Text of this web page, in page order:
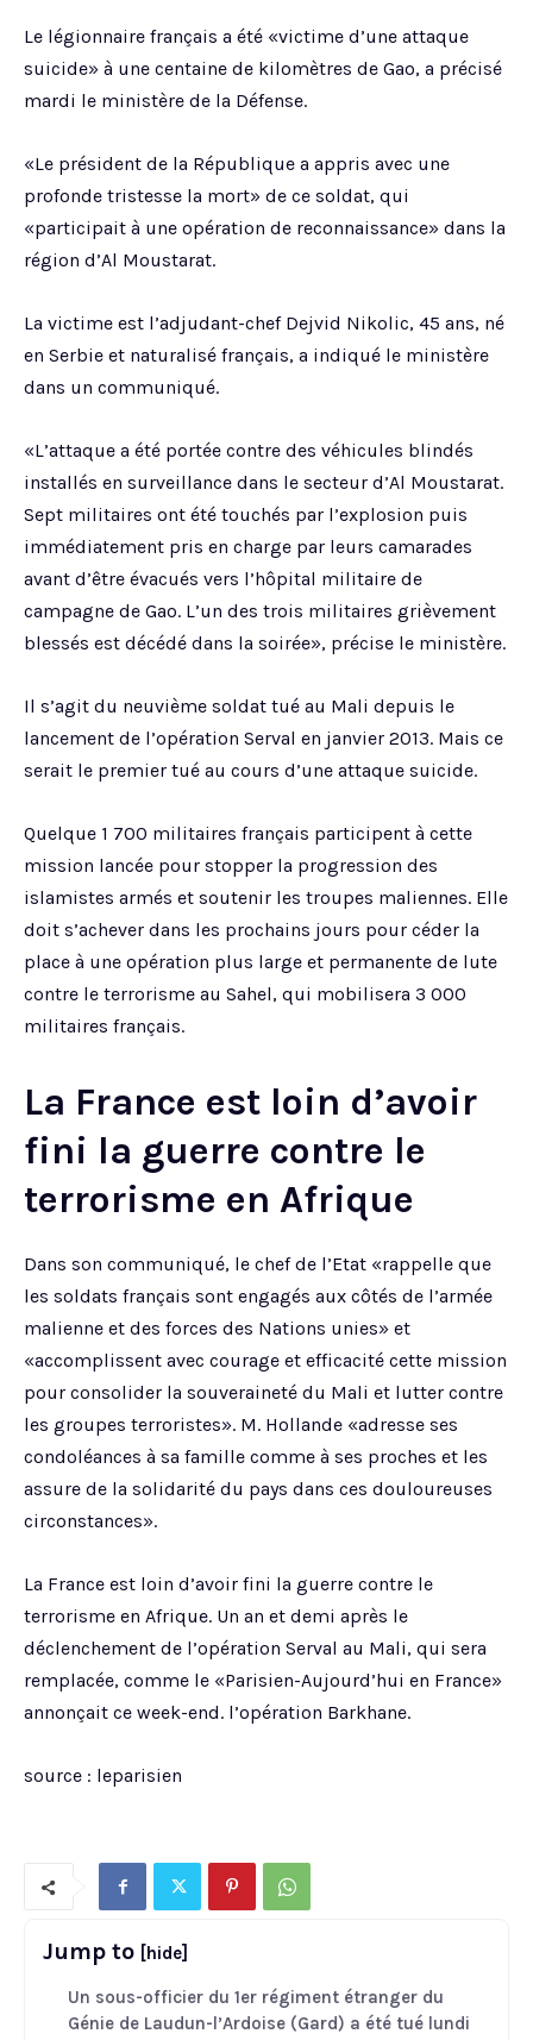
Le légionnaire français a été «victime d’une attaque
suicide» à une centaine de kilomètres de Gao, a précisé
mardi le ministère de la Défense.
«Le président de la République a appris avec une
profonde tristesse la mort» de ce soldat, qui
«participait à une opération de reconnaissance» dans la
région d’Al Moustarat.
La victime est l’adjudant-chef Dejvid Nikolic, 45 ans, né
en Serbie et naturalisé français, a indiqué le ministère
dans un communiqué.
«L’attaque a été portée contre des véhicules blindés
installés en surveillance dans le secteur d’Al Moustarat.
Sept militaires ont été touchés par l’explosion puis
immédiatement pris en charge par leurs camarades
avant d’être évacués vers l’hôpital militaire de
campagne de Gao. L’un des trois militaires grièvement
blessés est décédé dans la soirée», précise le ministère.
Il s’agit du neuvième soldat tué au Mali depuis le
lancement de l’opération Serval en janvier 2013. Mais ce
serait le premier tué au cours d’une attaque suicide.
Quelque 1 700 militaires français participent à cette
mission lancée pour stopper la progression des
islamistes armés et soutenir les troupes maliennes. Elle
doit s’achever dans les prochains jours pour céder la
place à une opération plus large et permanente de lute
contre le terrorisme au Sahel, qui mobilisera 3 000
militaires français.
La France est loin d’avoir
fini la guerre contre le
terrorisme en Afrique
Dans son communiqué, le chef de l’Etat «rappelle que
les soldats français sont engagés aux côtés de l’armée
malienne et des forces des Nations unies» et
«accomplissent avec courage et efficacité cette mission
pour consolider la souveraineté du Mali et lutter contre
les groupes terroristes». M. Hollande «adresse ses
condoléances à sa famille comme à ses proches et les
assure de la solidarité du pays dans ces douloureuses
circonstances».
La France est loin d’avoir fini la guerre contre le
terrorisme en Afrique. Un an et demi après le
déclenchement de l’opération Serval au Mali, qui sera
remplacée, comme le «Parisien-Aujourd’hui en France»
annonçait ce week-end. l’opération Barkhane.
source : leparisien
Jump to [hide]
Un sous-officier du 1er régiment étranger du
Génie de Laudun-l’Ardoise (Gard) a été tué lundi